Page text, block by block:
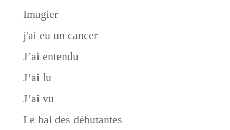
Imagier
j'ai eu un cancer
J’ai entendu
J’ai lu
J’ai vu
Le bal des débutantes